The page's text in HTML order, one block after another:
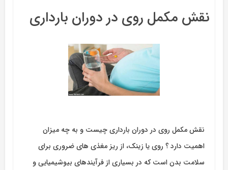
نقش مکمل روی در دوران بارداری
نقش مکمل روی در دوران بارداری چیست و به چه میزان
اهمیت دارد ؟‌ روی یا زینک، از ریز مغذی های ضروری برای
سلامت بدن است که در بسیاری از فرآیندهای بیوشیمیایی و